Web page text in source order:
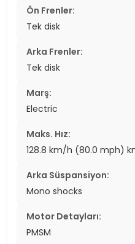
Ön Frenler:
Tek disk
Arka Frenler:
Tek disk
Marş:
Electric
Maks. Hız:
128.8 km/h (80.0 mph)
Arka Süspansiyon:
Mono shocks
Motor Detayları:
PMSM